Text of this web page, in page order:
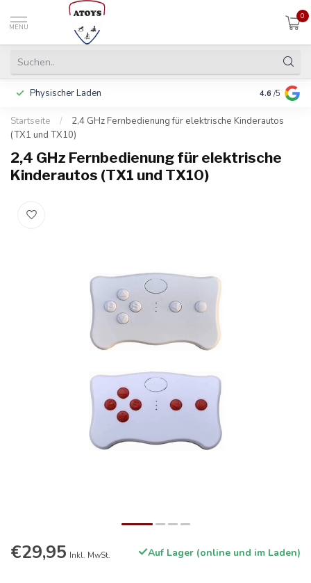
MENU
0
Physischer Laden In 3 Raten
4.6 /5
Startseite /
2,4 GHz Fernbedienung für elektrische Kinderautos
(TX1 und TX10)
2,4 GHz Fernbedienung für elektrische
Kinderautos (TX1 und TX10)
€29,95 Inkl. MwSt. Auf Lager (online und im Laden)